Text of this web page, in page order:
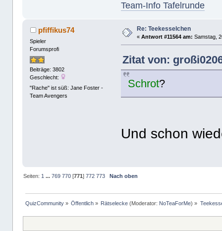
Team-Info Tafelrunde
pfiffikus74
Spieler
Forumsprofi
Beiträge: 3802
Geschlecht:
"Rache" ist süß: Jane Foster -
Team Avengers
Re: Teekesselchen
«Antwort #11564 am: Samstag,
Zitat von:
Schrot?
Und schon
Seiten: 1 ... 769 770[771] 772 773 Nach oben
QuizCommunity» Öffentlich » Rätselecke (Moderator: NoTeaForMe) »